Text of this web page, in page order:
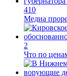
410
Медиа
2
Что по